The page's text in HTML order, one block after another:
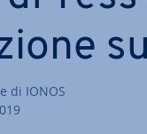
di IONOS